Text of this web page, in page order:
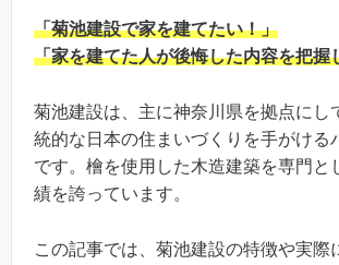
「菊池建設で家を建てたい！」
「家を建てた人が後悔した内容を把握
菊池建設は、主に神奈川県を拠点にし
統的な日本の住まいづくりを手がける
です。檜を使用した木造建築を専門と
績を誇っています。
この記事では、菊池建設の特徴や実際